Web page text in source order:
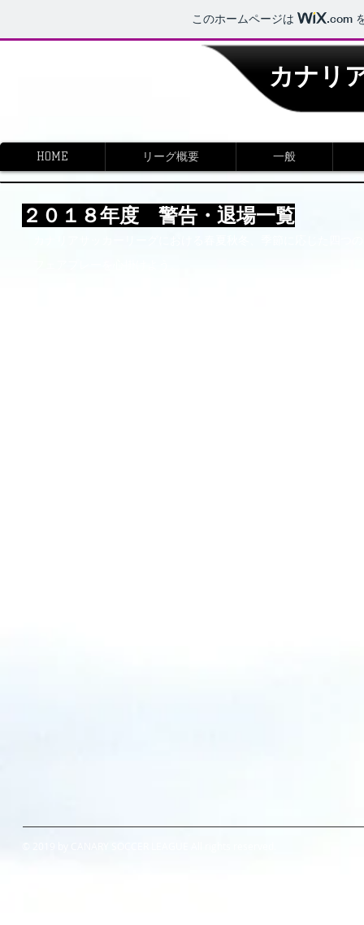
このホームページは .com
カナリ
​２０１８年度 警告・退場一覧
HOME リーグ概要 一般